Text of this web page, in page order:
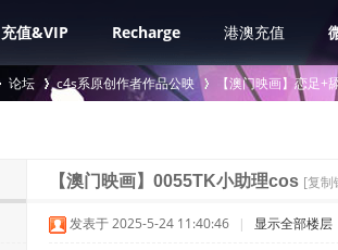
充值&VIP Recharge 港澳充值
论坛 c4s系原创作者作品公映
›
【澳门映画】恋足+
【澳门映画】0055TK小助理cos [复制
发表于 2025-5-24 11:40:46 | 显示全部楼层